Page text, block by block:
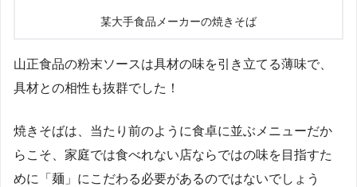
某大手食品メーカーの焼きそば
山正食品の粉末ソースは具材の味を引き立てる薄味で、
具材との相性も抜群でした！
焼きそばは、当たり前のように食卓に並ぶメニューだか
らこそ、家庭では食べれない店ならではの味を目指すた
めに「麺」にこだわる必要があるのではないでしょう